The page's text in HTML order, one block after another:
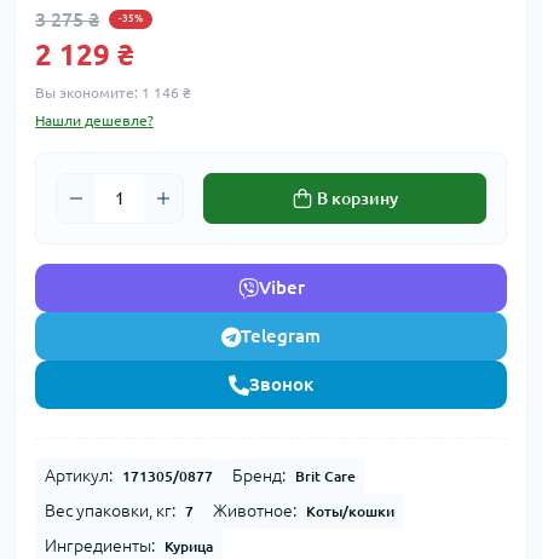
3 275 ₴ -35%
2 129 ₴
Вы экономите: 1 146 ₴
Нашли дешевле?
В корзину
Viber
Telegram
Звонок
Артикул: 171305/0877 Бренд: Brit Care
Вес упаковки, кг: 7 Животное: Коты/кошки
Ингредиенты: Курица